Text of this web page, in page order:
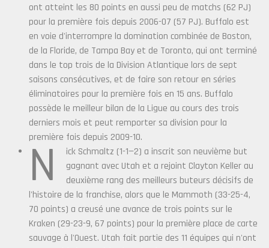
ont atteint les 80 points en aussi peu de matchs (62 PJ)
pour la première fois depuis 2006-07 (57 PJ). Buffalo est
en voie d'interrompre la domination combinée de Boston,
de la Floride, de Tampa Bay et de Toronto, qui ont terminé
dans le top trois de la Division Atlantique lors de sept
saisons consécutives, et de faire son retour en séries
éliminatoires pour la première fois en 15 ans. Buffalo
possède le meilleur bilan de la Ligue au cours des trois
derniers mois et peut remporter sa division pour la
première fois depuis 2009-10.
N
ick Schmaltz (1-1—2) a inscrit son neuvième but
gagnant avec Utah et a rejoint Clayton Keller au
deuxième rang des meilleurs buteurs décisifs de
l'histoire de la franchise, alors que le Mammoth (33-25-4,
70 points) a creusé une avance de trois points sur le
Kraken (29-23-9, 67 points) pour la première place de carte
sauvage à l'Ouest. Utah fait partie des 11 équipes qui n'ont